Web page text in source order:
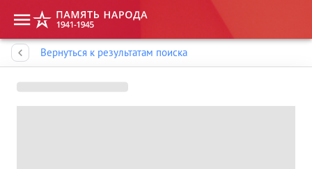
Вернуться к результатам поиска
Память народа